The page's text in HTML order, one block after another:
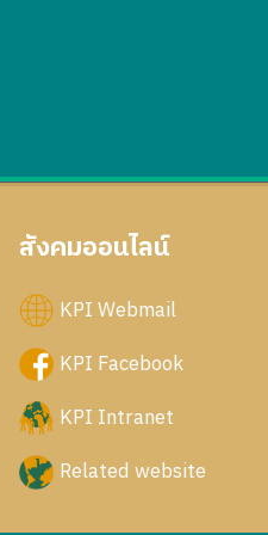
สังคมออนไลน์
KPI Webmail
KPI Facebook
KPI Intranet
Related website